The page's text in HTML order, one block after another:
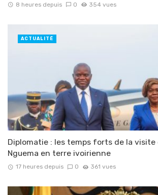
8 heures depuis 0 354 vues
Diplomatie : les temps forts de la visite
Nguema en terre ivoirienne
17 heures depuis 0 361 vues
ACTUALITÉ